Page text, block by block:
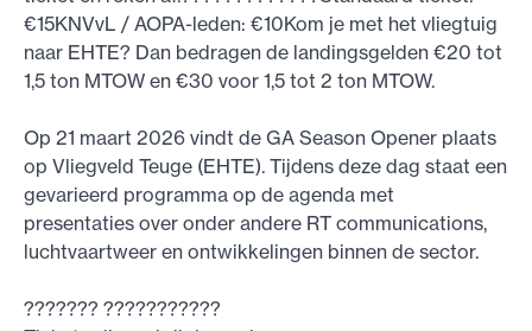
€15KNVvL / AOPA-leden: €10Kom je met het vliegtuig
naar EHTE? Dan bedragen de landingsgelden €20 tot
1,5 ton MTOW en €30 voor 1,5 tot 2 ton MTOW.
Op 21 maart 2026 vindt de GA Season Opener plaats
op Vliegveld Teuge (EHTE). Tijdens deze dag staat een
gevarieerd programma op de agenda met
presentaties over onder andere RT communications,
luchtvaartweer en ontwikkelingen binnen de sector.
??????? ???????????